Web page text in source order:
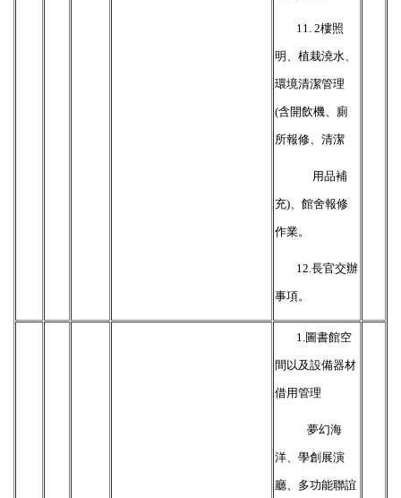
11. 2樓照
明、植栽澆水、
環境清潔管理
(含開飲機、廁
所報修、清潔
用品補
充)、館舍報修
作業。
12.長官交辦
事項。
1.圖書館空
間以及設備器材
借用管理
夢幻海
洋、學創展演
廳、多功能聯誼